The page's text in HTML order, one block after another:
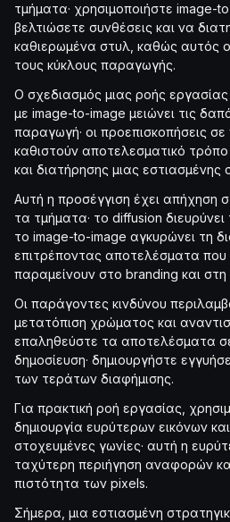
τμήματα· χρησιμοποιήστε image-
βελτιώσετε συνθέσεις και να
καθιερωμένα στυλ, καθώς αυτός
τους κύκλους παραγωγής.
Ο σχεδιασμός μιας ροής
με image-to-image μειώνει τις
παραγωγή· οι προεπισκοπήσεις
καθιστούν αποτελεσματικό
και διατήρησης μιας εστιασμένης
Αυτή η προσέγγιση έχει απήχηση
τα τμήματα· το diffusion
το image-to-image αγκυρώνει τη
επιτρέποντας αποτελέσματα που
παραμείνουν στο branding και
Οι παράγοντες κινδύνου
μετατόπιση χρώματος και
επαληθεύστε τα αποτελέσματα
δημοσίευση· δημιουργήστε
των τεράτων διαφήμισης.
Για πρακτική ροή εργασίας,
δημιουργία ευρύτερων εικόνων
στοχευμένες γωνίες· αυτή η
ταχύτερη περιήγηση αναφορών
πιστότητα των pixels.
Σήμερα, μια εστιασμένη